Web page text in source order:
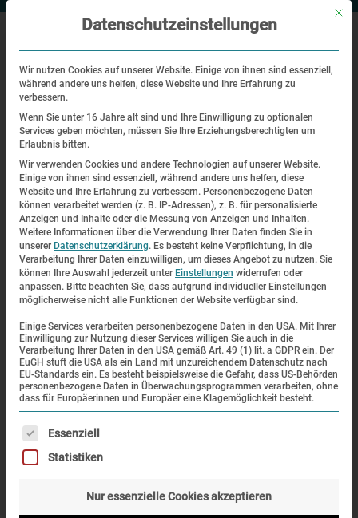
Startseite |
7. Dachauer Zeitzeugengespräch
mit Izhak Akermann
7. Dachauer Zeitzeugengespräch
mit Izhak Akermann
Izhak
Akermann berichtete
am 20. Juni vor vielen
interessierten Zuhörern
knapp zwei
Stunden über seine
Mit
Datenschutzeinstellungen
Wir nutzen Cookies auf unserer Website. Einige von ihnen sind essenziell,
während andere uns helfen, diese Website und Ihre Erfahrung zu
verbessern.
Wenn Sie unter 16 Jahre alt sind und Ihre Einwilligung zu optionalen
Services geben möchten, müssen Sie Ihre Erziehungsberechtigten um
Erlaubnis bitten.
Wir verwenden Cookies und andere Technologien auf unserer Website.
Einige von ihnen sind essenziell, während andere uns helfen, diese
Website und Ihre Erfahrung zu verbessern. Personenbezogene Daten
können verarbeitet werden (z. B. IP-Adressen), z. B. für personalisierte
Anzeigen und Inhalte oder die Messung von Anzeigen und Inhalten.
Weitere Informationen über die Verwendung Ihrer Daten finden Sie in
unserer Datenschutzerklärung. Es besteht keine Verpflichtung, in die
Verarbeitung Ihrer Daten einzuwilligen, um dieses Angebot zu nutzen. Sie
können Ihre Auswahl jederzeit unter Einstellungen widerrufen oder
anpassen. Bitte beachten Sie, dass aufgrund individueller Einstellungen
möglicherweise nicht alle Funktionen der Website verfügbar sind.
Einige Services verarbeiten personenbezogene Daten in den USA. Mit Ihrer
Einwilligung zur Nutzung dieser Services willigen Sie auch in die
Verarbeitung Ihrer Daten in den USA gemäß Art. 49 (1) lit. a GDPR ein. Der
EuGH stuft die USA als ein Land mit unzureichendem Datenschutz nach
EU-Standards ein. Es besteht beispielsweise die Gefahr, dass US-Behörden
personenbezogene Daten in Überwachungsprogrammen verarbeiten, ohne
dass für Europäerinnen und Europäer eine Klagemöglichkeit besteht.
Es folgt eine Liste der Service-Gruppen, für die eine
Essenziell
Statistiken
Nur essenzielle Cookies akzeptieren